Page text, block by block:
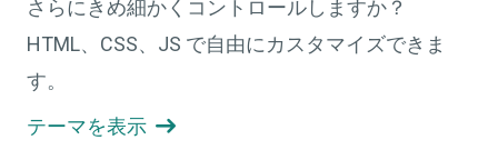
さらにきめ細かくコントロールしますか？
HTML、CSS、JS で自由にカスタマイズできま
す。
テーマを表示 